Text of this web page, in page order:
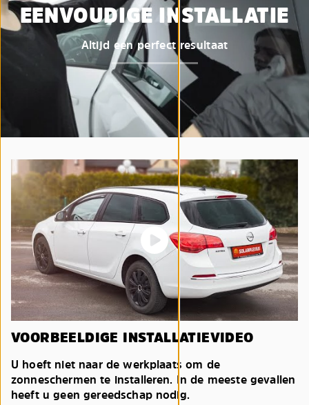
EENVOUDIGE INSTALLATIE
Altijd een perfect resultaat
VOORBEELDIGE INSTALLATIEVIDEO
U hoeft niet naar de werkplaats om de
zonneschermen te installeren. In de meeste gevallen
heeft u geen gereedschap nodig.